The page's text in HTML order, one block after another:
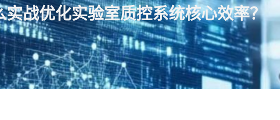
实战优化实验室质控系统核心效率？